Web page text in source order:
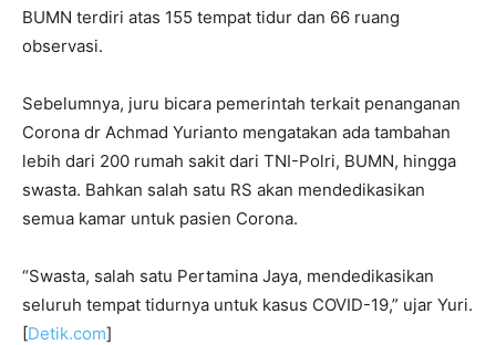
BUMN terdiri atas 155 tempat tidur dan 66 ruang
observasi.
Sebelumnya, juru bicara pemerintah terkait penanganan
Corona dr Achmad Yurianto mengatakan ada tambahan
lebih dari 200 rumah sakit dari TNI-Polri, BUMN, hingga
swasta. Bahkan salah satu RS akan mendedikasikan
semua kamar untuk pasien Corona.
“Swasta, salah satu Pertamina Jaya, mendedikasikan
seluruh tempat tidurnya untuk kasus COVID-19,” ujar Yuri.
[Detik.com]